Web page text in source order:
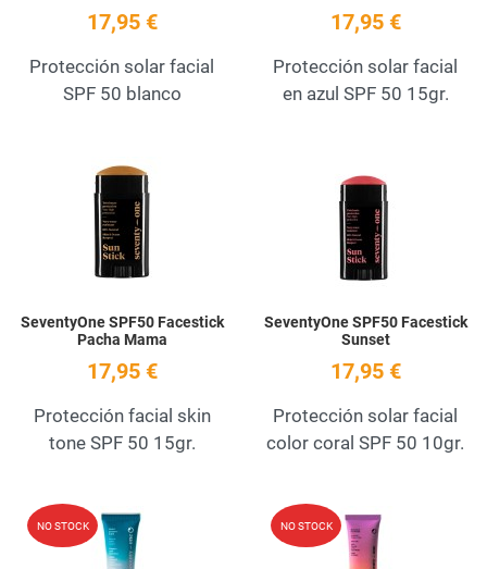
17,95 €
Protección solar facial
SPF 50 blanco
17,95 €
Protección solar facial
en azul SPF 50 15gr.
SeventyOne SPF50 Facestick
Pacha Mama
17,95 €
Protección facial skin
tone SPF 50 15gr.
SeventyOne SPF50 Facestick
Sunset
17,95 €
Protección solar facial
color coral SPF 50 10gr.
NO STOCK Add to Wishlist
NO STOCK